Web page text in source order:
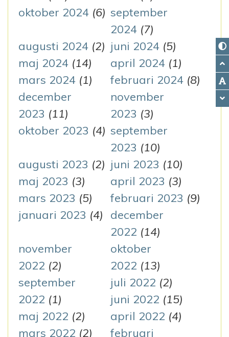
oktober 2024 (6) september
2024 (7)
augusti 2024 (2) juni 2024 (5)
maj 2024 (14) april 2024 (1)
mars 2024 (1) februari 2024 (8)
december
2023 (11)
november
2023 (3)
oktober 2023 (4) september
2023 (10)
augusti 2023 (2) juni 2023 (10)
maj 2023 (3) april 2023 (3)
mars 2023 (5) februari 2023 (9)
januari 2023 (4)
december
2022 (14)
november
2022 (2)
oktober
2022 (13)
september
2022 (1)
juli 2022 (2)
juni 2022 (15)
maj 2022 (2) april 2022 (4)
mars 2022 (2) februari